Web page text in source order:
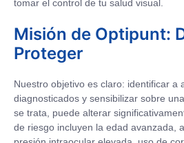
tomar el control de tu salud visual.
Misión de Optipunt:
Proteger
Nuestro objetivo es claro: identificar a
diagnosticados y sensibilizar sobre
se trata, puede alterar
de riesgo incluyen la edad avanzada,